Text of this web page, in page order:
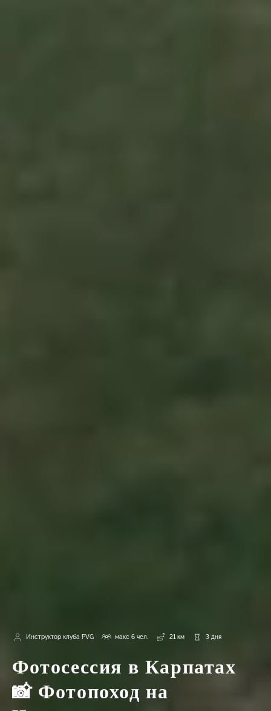
Инструктор клуба PVG макс 6 чел. 21 км 3 дня
Фотосессия в Карпатах
📸 Фотопоход на